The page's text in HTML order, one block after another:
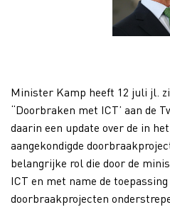
Minister Kamp heeft 12 juli jl.
“Doorbraken met ICT’ aan de
daarin een update over de in
aangekondigde
belangrijke rol die door de
ICT en met name de
doorbraakprojecten